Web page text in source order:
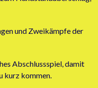
und Zweikämpfe der
Abschlussspiel, damit
kurz kommen.